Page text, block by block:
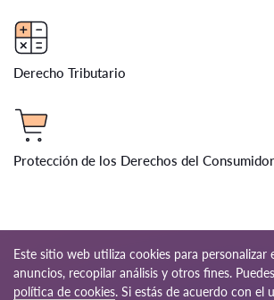
Derecho Tributario
Protección de los Derechos del Consumidor
Este sitio web utiliza cookies para personalizar
anuncios, recopilar análisis y otros fines.
política de cookies. Si estás de acuerdo con el